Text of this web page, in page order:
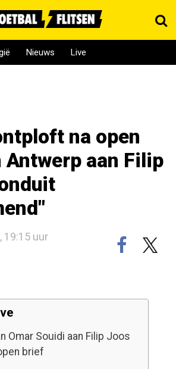
Nieuws Live
na open
Antwerp aan Filip
19:15 uur
Omar Souidi aan Filip Joos
brief